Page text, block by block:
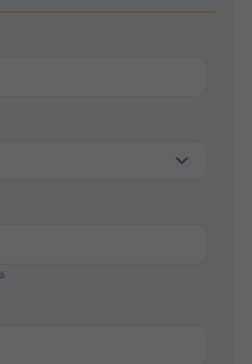
Армении только с турфирмой